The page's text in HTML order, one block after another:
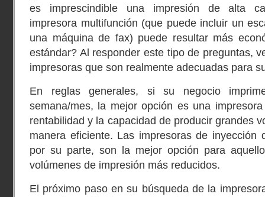
es imprescindible una impresión de alta
impresora multifunción (que puede incluir un
una máquina de fax) puede resultar más
estándar? Al responder este tipo de preguntas,
impresoras que son realmente adecuadas para
En reglas generales, si su negocio
semana/mes, la mejor opción es una
rentabilidad y la capacidad de producir grandes
manera eficiente. Las impresoras de
por su parte, son la mejor opción para
volúmenes de impresión más reducidos.
El próximo paso en su búsqueda de la